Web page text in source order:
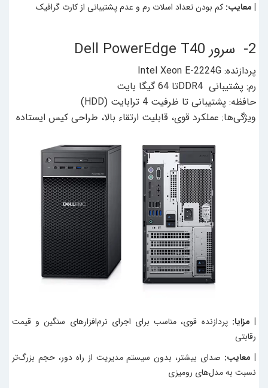
| معایب: کم بودن تعداد اسلات رم و عدم پشتیبانی از کارت گرافیک
2- سرور Dell PowerEdge T40
پردازنده: Intel Xeon E-2224G
رم: پشتیبانی DDR4تا 64 گیگا بایت
حافظه: پشتیبانی تا ظرفیت 4 ترابایت (HDD)
ویژگی‌ها: عملکرد قوی، قابلیت ارتقاء بالا، طراحی کیس ایستاده
| مزایا:پردازنده قوی، مناسب برای اجرای نرم‌افزارهای سنگین و قیمت
رقابتی
| معایب: صدای بیشتر، بدون سیستم مدیریت از راه دور، حجم بزرگ‌تر
نسبت به مدل‌های رومیزی